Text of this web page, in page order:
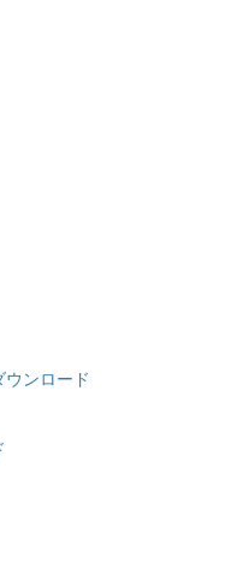
ンロード